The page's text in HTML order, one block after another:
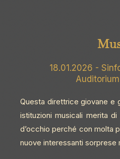
18.01.2026 -
Questa direttrice giovane e
istituzioni musicali merita
d’occhio perché con molta
nuove interessanti sorprese